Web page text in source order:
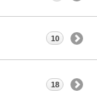
10
18